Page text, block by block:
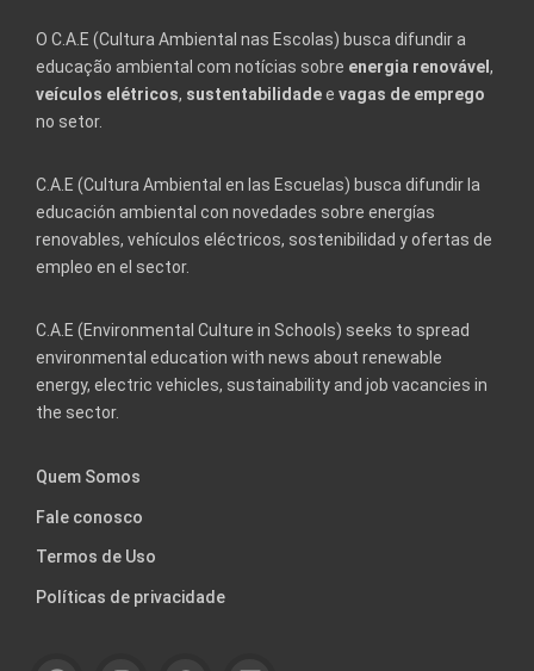
O C.A.E (Cultura Ambiental nas Escolas) busca difundir a
educação ambiental com notícias sobre energia renovável ,
veículos elétricos, sustentabilidadee vagas de emprego
no setor.
C.A.E (Cultura Ambiental en las Escuelas) busca difundir la
educación ambiental con novedades sobre energías
renovables, vehículos eléctricos, sostenibilidad y ofertas de
empleo en el sector.
C.A.E (Environmental Culture in Schools) seeks to spread
environmental education with news about renewable
energy, electric vehicles, sustainability and job vacancies in
the sector.
Quem Somos
Fale conosco
Termos de Uso
Políticas de privacidade